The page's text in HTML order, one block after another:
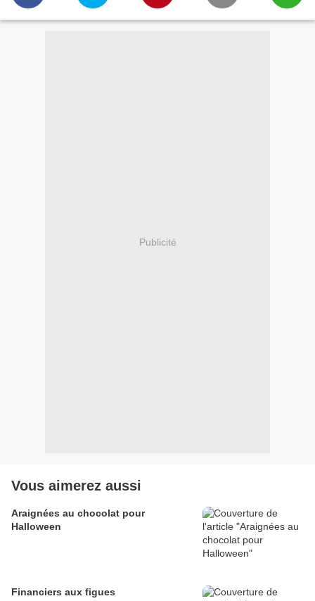
Publicité
Vous aimerez aussi
Araignées au chocolat pour
Halloween
Financiers aux figues